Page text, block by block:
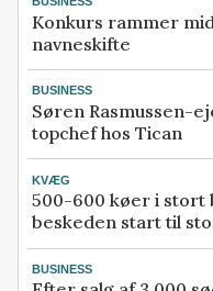
Konkurs rammer
navneskifte
BUSINESS
Søren Rasmussen-
topchef hos Tican
KVÆG
500-600 køer i stort
beskeden start til
BUSINESS